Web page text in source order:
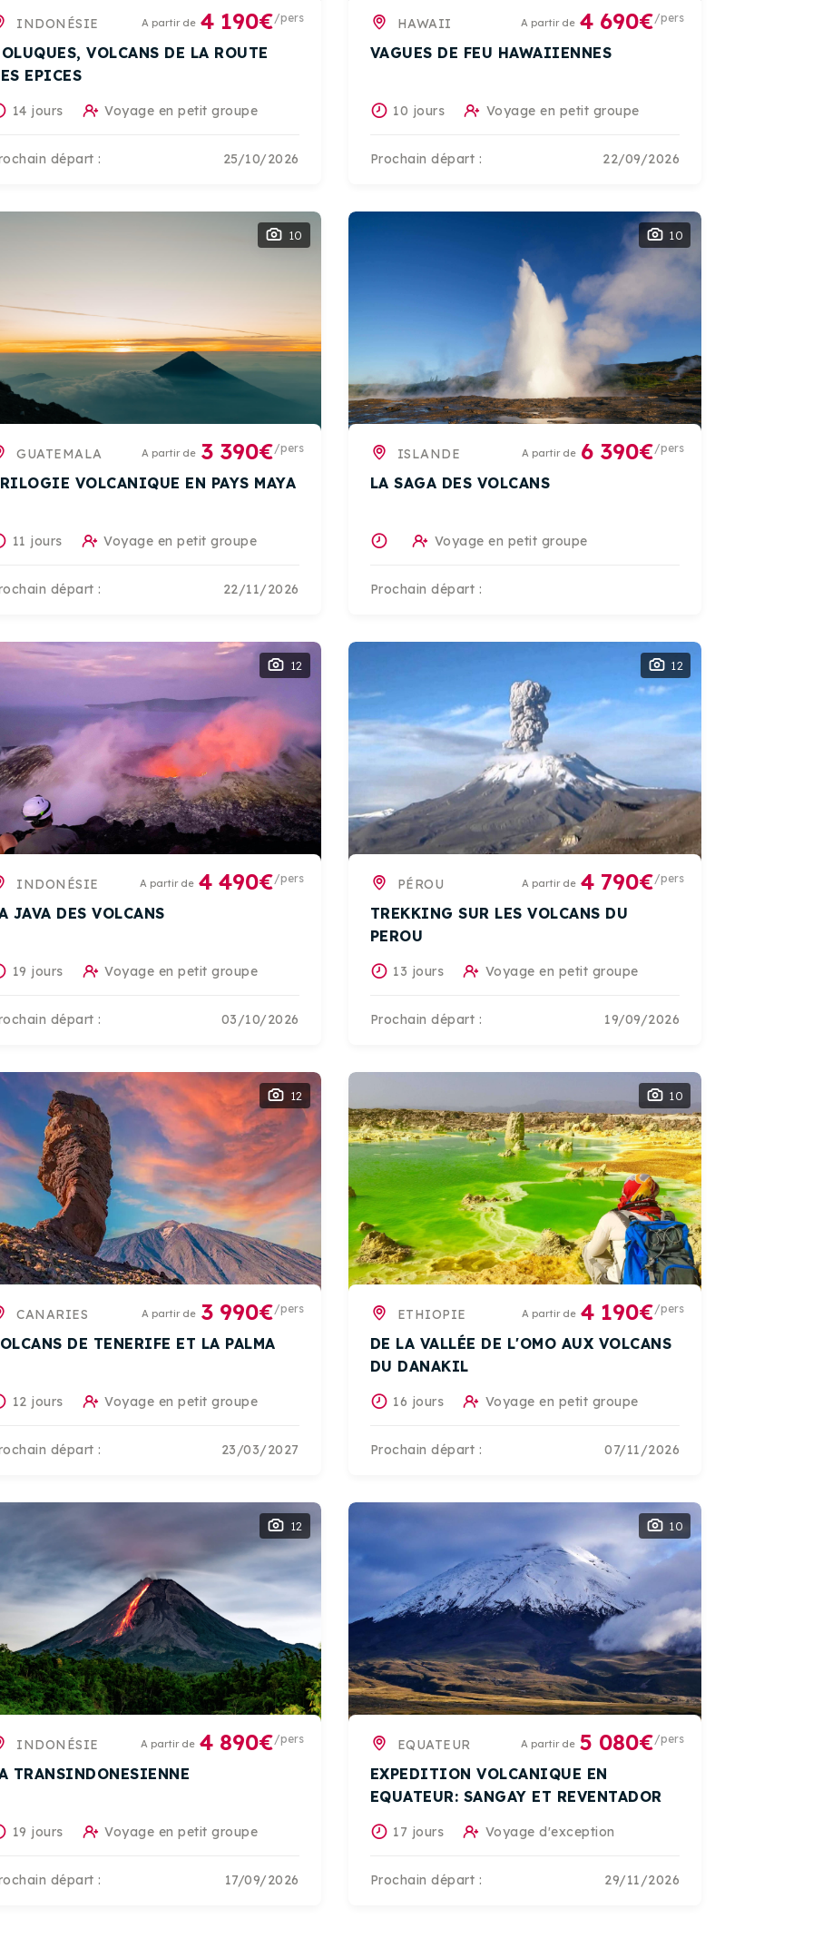
INDONÉSIE A partir de 4 190€/pers
VOLCANS DE LA ROUTE
EPICES
14 jours Voyage en petit groupe
départ : 25/10/2026
HAWAII A partir de 4 690€/pers
VAGUES DE FEU HAWAIIENNES
10 jours Voyage en petit groupe
Prochain départ : 22/09/2026
10
GUATEMALA A partir de 3 390€/pers
VOLCANIQUE EN PAYS MAYA
11 jours Voyage en petit groupe
départ : 22/11/2026
10
ISLANDE A partir de 6 390€/pers
LA SAGA DES VOLCANS
Voyage en petit groupe
Prochain départ :
12
INDONÉSIE A partir de 4 490€/pers
JAVA DES VOLCANS
19 jours Voyage en petit groupe
départ : 03/10/2026
12
PÉROU A partir de 4 790€/pers
TREKKING SUR LES VOLCANS DU
PEROU
13 jours Voyage en petit groupe
Prochain départ : 19/09/2026
12
CANARIES A partir de 3 990€/pers
DE TENERIFE ET LA PALMA
12 jours Voyage en petit groupe
départ : 23/03/2027
10
ETHIOPIE A partir de 4 190€/pers
DE LA VALLÉE DE L'OMO AUX VOLCANS
DU DANAKIL
16 jours Voyage en petit groupe
Prochain départ : 07/11/2026
12
INDONÉSIE A partir de 4 890€/pers
TRANSINDONESIENNE
19 jours Voyage en petit groupe
départ : 17/09/2026
10
EQUATEUR A partir de 5 080€/pers
EXPEDITION VOLCANIQUE EN
EQUATEUR: SANGAY ET REVENTADOR
17 jours Voyage d'exception
Prochain départ : 29/11/2026